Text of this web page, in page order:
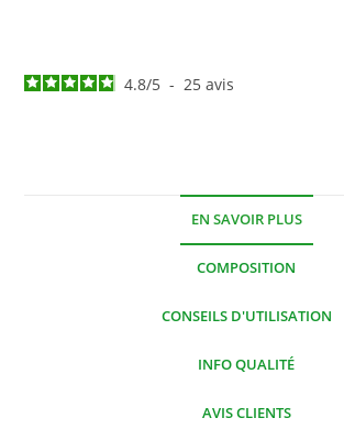
4.8/5 - 25avis
EN SAVOIR PLUS
COMPOSITION
CONSEILS D'UTILISATION
INFO QUALITÉ
AVIS CLIENTS